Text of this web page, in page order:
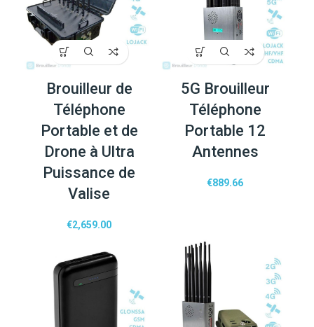
Brouilleur de
Téléphone
Portable et de
Drone à Ultra
Puissance de
Valise
€2,659.00
5G Brouilleur
Téléphone
Portable 12
Antennes
€889.66